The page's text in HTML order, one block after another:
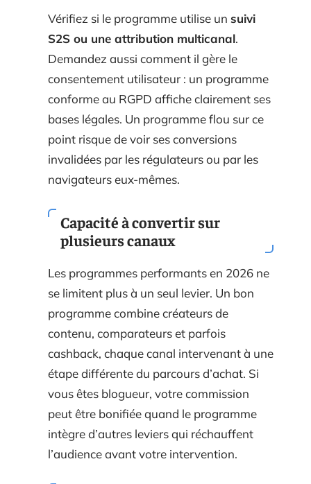
Vérifiez si le programme utilise un suivi
S2S ou une attribution multicanal.
Demandez aussi comment il gère le
consentement utilisateur : un programme
conforme au RGPD affiche clairement ses
bases légales. Un programme flou sur ce
point risque de voir ses conversions
invalidées par les régulateurs ou par les
navigateurs eux-mêmes.
Capacité à convertir sur
plusieurs canaux
Les programmes performants en 2026 ne
se limitent plus à un seul levier. Un bon
programme combine créateurs de
contenu, comparateurs et parfois
cashback, chaque canal intervenant à une
étape différente du parcours d’achat. Si
vous êtes blogueur, votre commission
peut être bonifiée quand le programme
intègre d’autres leviers qui réchauffent
l’audience avant votre intervention.